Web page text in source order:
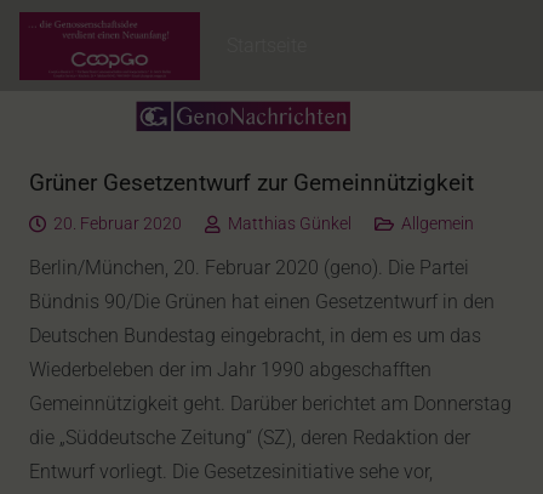
Grüner Gesetzentwurf zur Gemeinnützigkeit
20. Februar 2020 Matthias Günkel Allgemein
Berlin/München, 20. Februar 2020 (geno). Die Partei
Bündnis 90/Die Grünen hat einen Gesetzentwurf in den
Deutschen Bundestag eingebracht, in dem es um das
Wiederbeleben der im Jahr 1990 abgeschafften
Gemeinnützigkeit geht. Darüber berichtet am Donnerstag
die „Süddeutsche Zeitung“ (SZ), deren Redaktion der
Entwurf vorliegt. Die Gesetzesinitiative sehe vor,